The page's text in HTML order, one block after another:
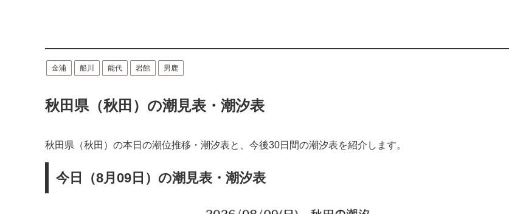
金浦 船川 能代 岩館 男鹿
秋田県（秋田）の潮見表・潮汐表
秋田県（秋田）の本日の潮位推移・潮汐表と、今後30日間の潮汐表を紹介します。
今日（8月09日）の潮見表・潮汐表